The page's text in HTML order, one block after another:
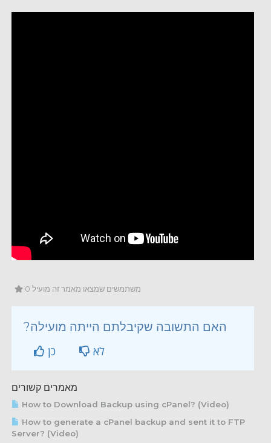
0 משתמשים שמצאו מאמר זה מועיל
?האם התשובה שקיבלתם הייתה מועילה
כן
לא
מאמרים קשורים
How to Download Backup using cPanel? (Video)
How to generate a cPanel backup and sent it to FTP
Server? (Video)